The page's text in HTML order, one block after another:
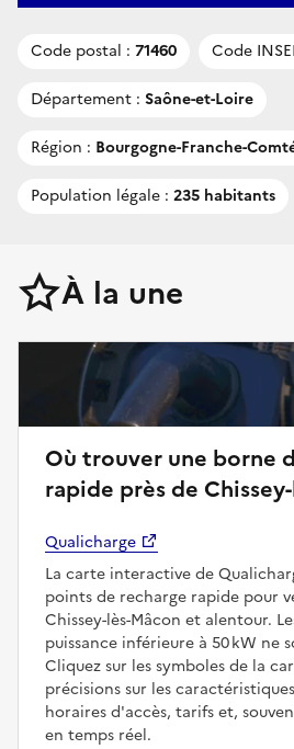
Code postal : 71460 Code
Département : Saône-et-Loire
Région : Bourgogne-Franche-
Population légale : 235 habitants
À la une
Où trouver une borne
rapide près de
Qualicharge
La carte interactive de
points de recharge rapide pour
Chissey-lès-Mâcon et alentour.
puissance inférieure à 50 kW ne
Cliquez sur les symboles de la
précisions sur les
horaires d'accès, tarifs et,
en temps réel.